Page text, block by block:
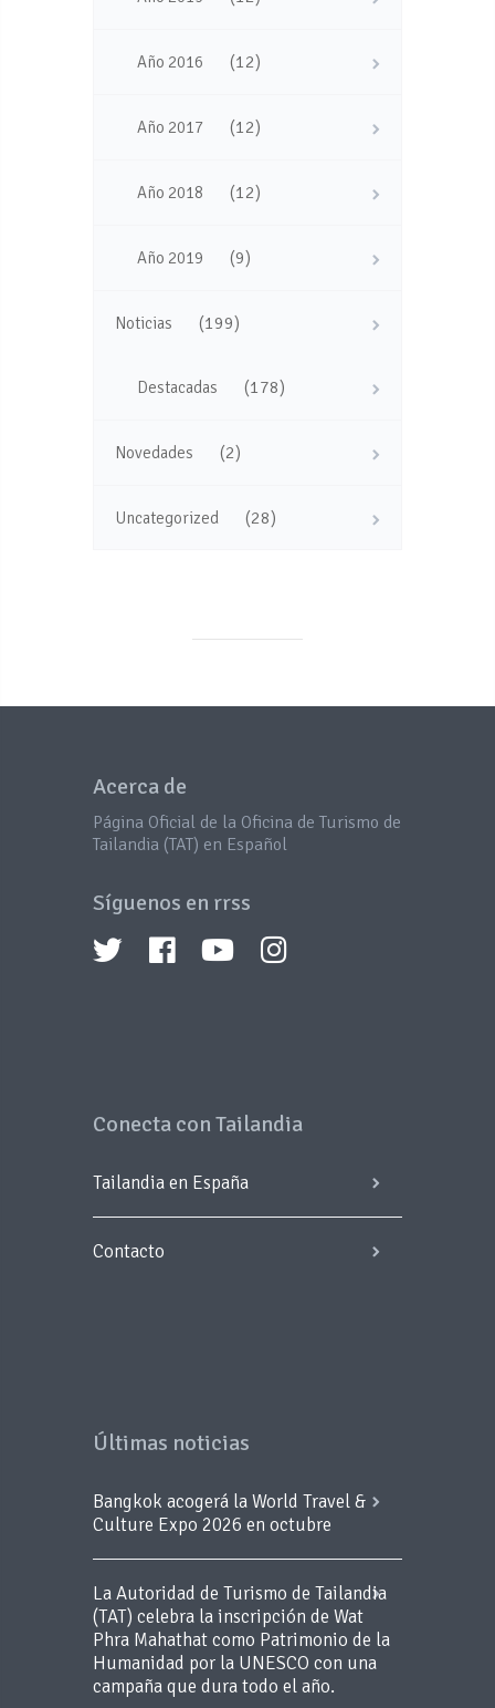
Año 2016 (12)
Año 2017 (12)
Año 2018 (12)
Año 2019 (9)
Noticias (199)
Destacadas (178)
Novedades (2)
Uncategorized (28)
Acerca de
Página Oficial de la Oficina de Turismo de
Tailandia (TAT) en Español
Síguenos en rrss
Conecta con Tailandia
Tailandia en España
Contacto
Últimas noticias
Bangkok acogerá la World Travel &
Culture Expo 2026 en octubre
La Autoridad de Turismo de Tailandia
(TAT) celebra la inscripción de Wat
Phra Mahathat como Patrimonio de la
Humanidad por la UNESCO con una
campaña que dura todo el año.